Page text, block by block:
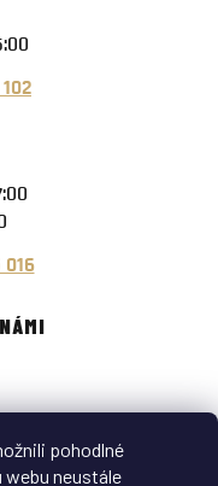
pohodlné
webu neustále
016